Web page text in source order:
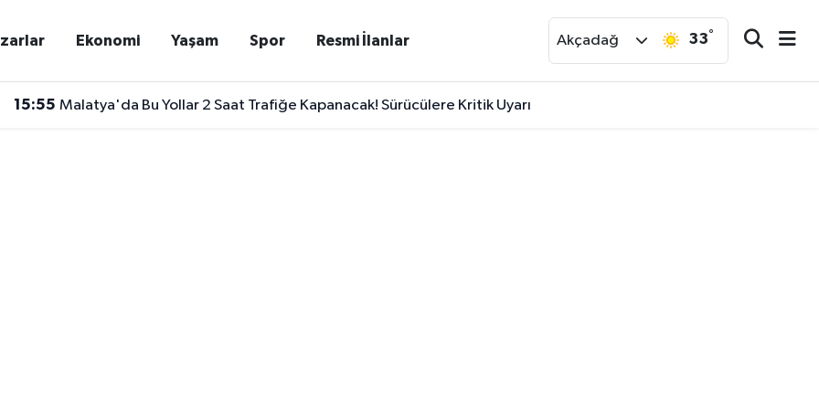
Ekonomi Yaşam Spor Resmi İlanlar Akçadağ 33°
15:55 Malatya'da Bu Yollar 2 Saat Trafiğe Kapanacak! Sürücülere Kritik Uyarı